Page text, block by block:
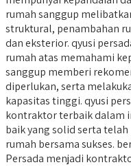
rumah sanggup
struktural, penambahan
dan eksterior. qyusi
rumah atas memahami
sanggup memberi
diperlukan, serta
kapasitas tinggi. qyusi
kontraktor terbaik dalam
baik yang solid serta
rumah bersama sukses.
Persada menjadi